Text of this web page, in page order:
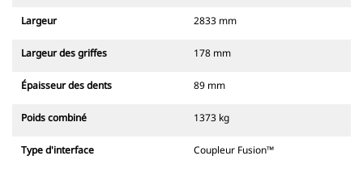
Largeur 2833 mm
Largeur des griffes 178 mm
Épaisseur des dents 89 mm
Poids combiné 1373 kg
Type d'interface Coupleur Fusion™